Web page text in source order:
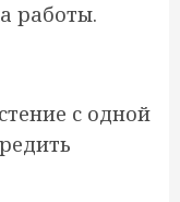
работы.
с одной